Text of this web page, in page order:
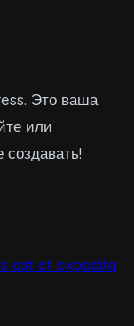
Это ваша
или